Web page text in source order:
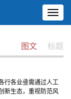
标题
图文
行各业亟需通过人工
新生态，重视防范风